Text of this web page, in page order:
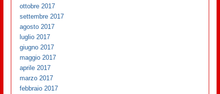
ottobre 2017
settembre 2017
agosto 2017
luglio 2017
giugno 2017
maggio 2017
aprile 2017
marzo 2017
febbraio 2017